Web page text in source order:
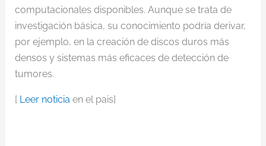
computacionales disponibles. Aunque se trata de
investigación básica, su conocimiento podría derivar,
por ejemplo, en la creación de discos duros más
densos y sistemas más eficaces de detección de
tumores.
[ Leer noticia en el pais]